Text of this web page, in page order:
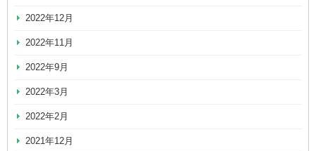
2022年12月
2022年11月
2022年9月
2022年3月
2022年2月
2021年12月